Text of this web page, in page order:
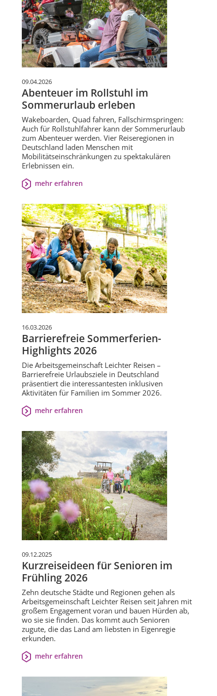
09.04.2026
Abenteuer im Rollstuhl im
Sommerurlaub erleben
Wakeboarden, Quad fahren, Fallschirmspringen:
Auch für Rollstuhlfahrer kann der Sommerurlaub
zum Abenteuer werden. Vier Reiseregionen in
Deutschland laden Menschen mit
Mobilitätseinschränkungen zu spektakulären
Erlebnissen ein.
mehr erfahren
16.03.2026
Barrierefreie Sommerferien-
Highlights 2026
Die Arbeitsgemeinschaft Leichter Reisen –
Barrierefreie Urlaubsziele in Deutschland
präsentiert die interessantesten inklusiven
Aktivitäten für Familien im Sommer 2026.
mehr erfahren
09.12.2025
Kurzreiseideen für Senioren im
Frühling 2026
Zehn deutsche Städte und Regionen gehen als
Arbeitsgemeinschaft Leichter Reisen seit Jahren mit
großem Engagement voran und bauen Hürden ab,
wo sie sie finden. Das kommt auch Senioren
zugute, die das Land am liebsten in Eigenregie
erkunden.
mehr erfahren